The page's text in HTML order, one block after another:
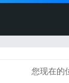
您现在的